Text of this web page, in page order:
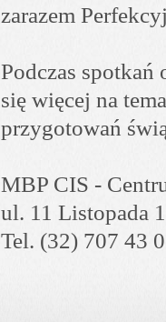
zarazem
Podczas
się więcej na
przygotowań
MBP CIS -
ul. 11 Listopada
Tel. (32) 707 43